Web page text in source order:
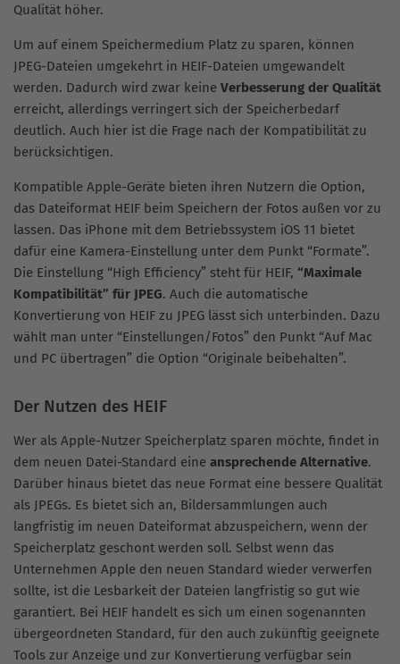
Qualität höher.
Um auf einem Speichermedium Platz zu sparen, können
JPEG-Dateien umgekehrt in HEIF-Dateien umgewandelt
werden. Dadurch wird zwar keine Verbesserung der Qualität
erreicht, allerdings verringert sich der Speicherbedarf
deutlich. Auch hier ist die Frage nach der Kompatibilität zu
berücksichtigen.
Kompatible Apple-Geräte bieten ihren Nutzern die Option,
das Dateiformat HEIF beim Speichern der Fotos außen vor zu
lassen. Das iPhone mit dem Betriebssystem iOS 11 bietet
dafür eine Kamera-Einstellung unter dem Punkt “Formate”.
Die Einstellung “High Efficiency” steht für HEIF, “Maximale
Kompatibilität” für JPEG. Auch die automatische
Konvertierung von HEIF zu JPEG lässt sich unterbinden. Dazu
wählt man unter “Einstellungen/Fotos” den Punkt “Auf Mac
und PC übertragen” die Option “Originale beibehalten”.
Der Nutzen des HEIF
Wer als Apple-Nutzer Speicherplatz sparen möchte, findet in
dem neuen Datei-Standard eine ansprechende Alternative.
Darüber hinaus bietet das neue Format eine bessere Qualität
als JPEGs. Es bietet sich an, Bildersammlungen auch
langfristig im neuen Dateiformat abzuspeichern, wenn der
Speicherplatz geschont werden soll. Selbst wenn das
Unternehmen Apple den neuen Standard wieder verwerfen
sollte, ist die Lesbarkeit der Dateien langfristig so gut wie
garantiert. Bei HEIF handelt es sich um einen sogenannten
übergeordneten Standard, für den auch zukünftig geeignete
Tools zur Anzeige und zur Konvertierung verfügbar sein